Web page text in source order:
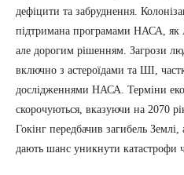
дефіцити та забруднення.
підтримана програмами НАСА, як
але дорогим рішенням. Загрози
включно з астероїдами та ШІ,
дослідженнями НАСА. Терміни
скорочуються, вказуючи на 2070
Гокінг передбачив загибель
дають шанс уникнути катастрофи